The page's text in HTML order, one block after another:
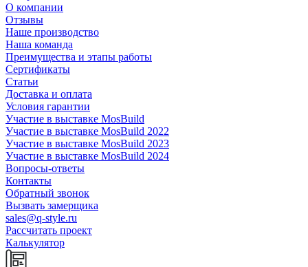
О компании
Отзывы
Наше производство
Наша команда
Преимущества и этапы работы
Сертификаты
Статьи
Доставка и оплата
Условия гарантии
Участие в выставке MosBuild
Участие в выставке MosBuild 2022
Участие в выставке MosBuild 2023
Участие в выставке MosBuild 2024
Вопросы-ответы
Контакты
Обратный звонок
Вызвать замерщика
sales@q-style.ru
Рассчитать проект
Калькулятор